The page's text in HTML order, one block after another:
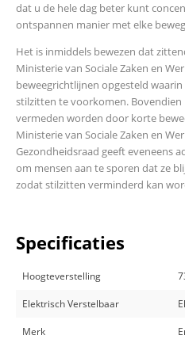
dat u de hele dag beter kunt
ontspannen manier met elke
Het is inmiddels bewezen dat
Ministerie van Sociale Zaken en
beweegrichtlijnen opgesteld
stilzitten te voorkomen.
vermeden worden door korte
Ministerie van Sociale Zaken en
Gezondheidsraad geeft eveneens
om mensen aan te sporen dat ze
zodat stilzitten verminderd kan
Specificaties
Hoogteverstelling
Elektrisch Verstelbaar
Merk